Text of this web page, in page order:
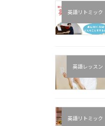
英語リトミック
英語レッスン
英語リトミック